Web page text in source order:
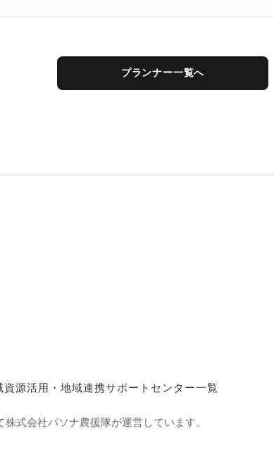
プランナー一覧へ
資源活用・地域連携サポートセンター一覧
式会社パソナ農援隊が運営しています。